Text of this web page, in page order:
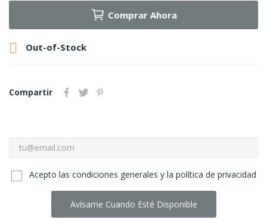
Comprar Ahora
 Out-of-Stock
Compartir
Acepto las condiciones generales y la política de privacidad
Avísame Cuando Esté Disponible